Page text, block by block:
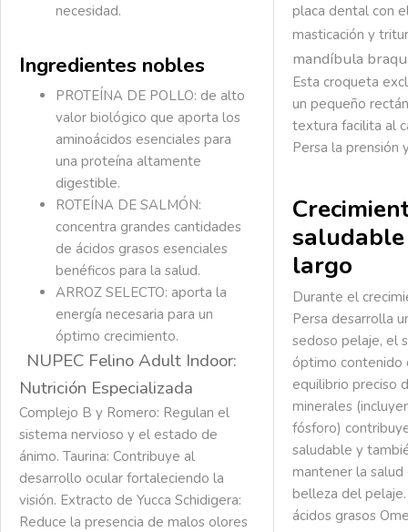
necesidad.
Ingredientes nobles
PROTEÍNA DE POLLO: de alto
valor biológico que aporta los
aminoácidos esenciales para
una proteína altamente
digestible.
ROTEÍNA DE SALMÓN:
concentra grandes cantidades
de ácidos grasos esenciales
benéficos para la salud.
ARROZ SELECTO: aporta la
energía necesaria para un
óptimo crecimiento.
NUPEC Felino Adult Indoor:
Nutrición Especializada
Complejo B y Romero: Regulan el
sistema nervioso y el estado de
ánimo. Taurina: Contribuye al
desarrollo ocular fortaleciendo la
visión. Extracto de Yucca Schidigera:
Reduce la presencia de malos olores
placa dental con
masticación y
mandíbula
Esta croqueta
un pequeño
textura facilita al
Persa la prensión
largo
Durante el
Persa desarrolla
sedoso pelaje, el
óptimo contenido
equilibrio preciso
minerales
fósforo)
saludable y
mantener la
belleza del
ácidos grasos